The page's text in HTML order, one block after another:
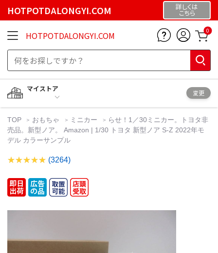
HOTPOTDALONGYI.COM 詳しくは
こちら
HOTPOTDALONGYI.COM 0
マイストア
変更
TOP おもちゃ ミニカー
らせ！1／30ミニカー。トヨタ非
売品。新型ノア。 Amazon | 1/30 トヨタ 新型ノア S-Z 2022年モ
デル カラーサンプル
(3264)